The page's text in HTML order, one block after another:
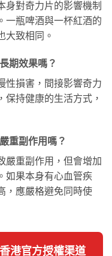
身對奇力片的影響機制
一瓶啤酒與一杯紅酒的
大致相同。
期效果嗎？
性損害，間接影響奇力
保持健康的生活方式，
重副作用嗎？
嚴重副作用，但會增加
如果本身有心血管疾
，應嚴格避免同時使
港官方授權渠道